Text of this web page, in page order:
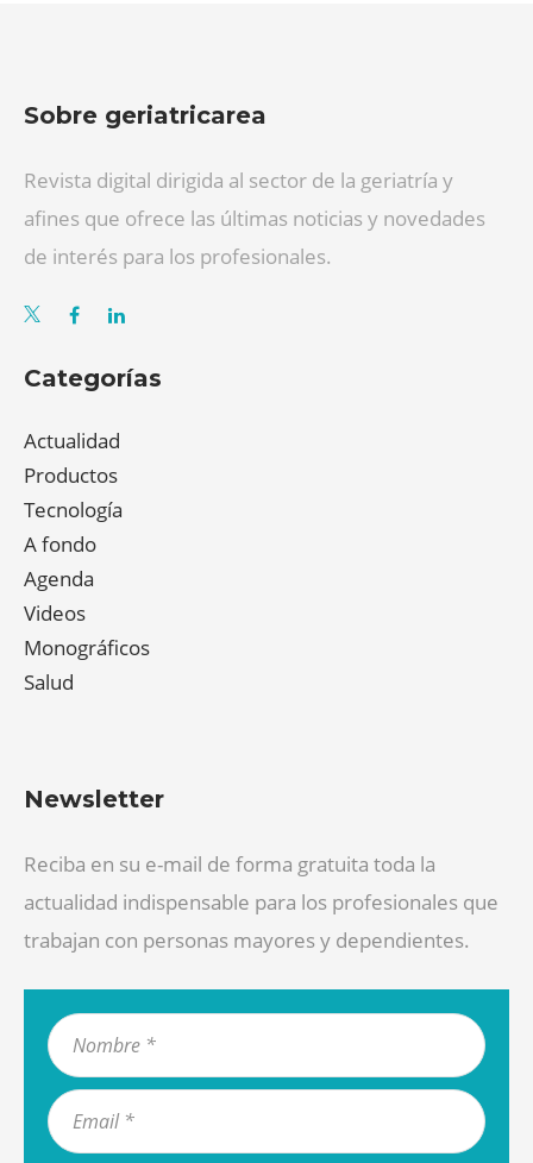
Sobre geriatricarea
Revista digital dirigida al sector de la geriatría y
afines que ofrece las últimas noticias y novedades
de interés para los profesionales.
Categorías
Actualidad
Productos
Tecnología
A fondo
Agenda
Videos
Monográficos
Salud
Newsletter
Reciba en su e-mail de forma gratuita toda la
actualidad indispensable para los profesionales que
trabajan con personas mayores y dependientes.